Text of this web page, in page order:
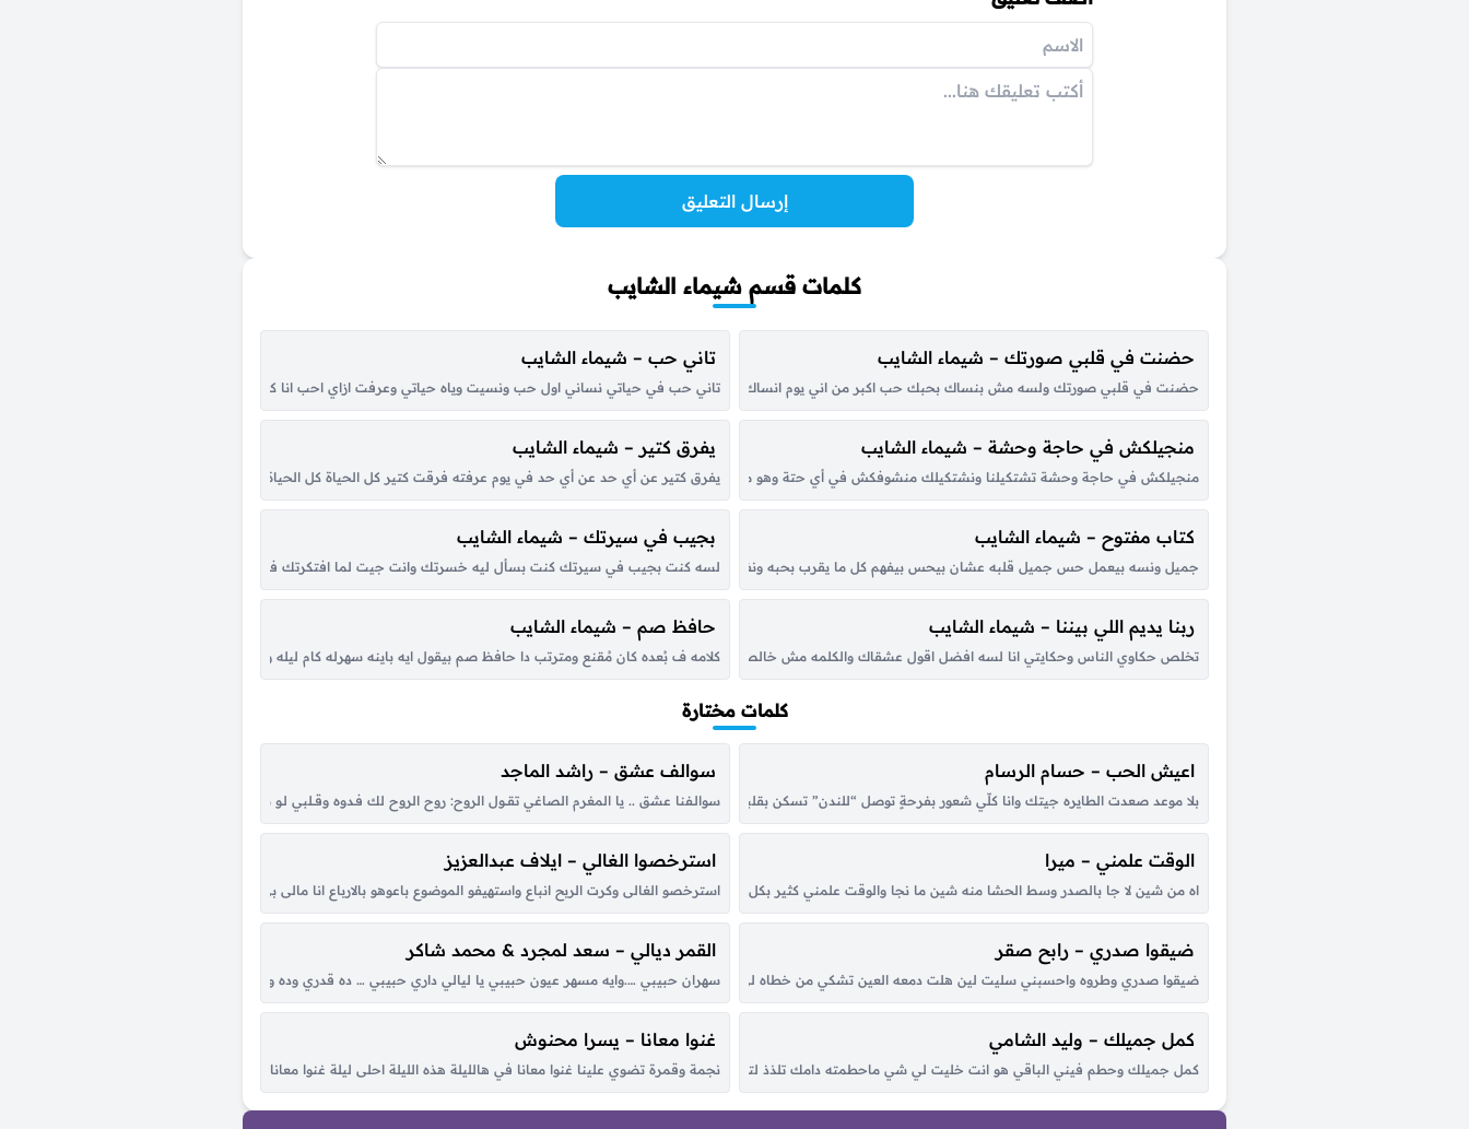
إرسال التعليق
كلمات قسم شيماء الشايب
حضنت في قلبي صورتك – شيماء الشايب
حضنت في قلبي صورتك ولسه مش بنساك بحبك حب اكبر من اني يوم انساك معرفش ليه حسيت كاني روحي بتتسرق مني ريحالك انت مع انك انت مرتاح بعيد عني ومش سايبلي غير دموع عايشه فيا
تاني حب – شيماء الشايب
تاني حب في حياتي نساني اول حب ونسيت وياه حياتي وعرفت ازاي احب انا كنت خلاص قربت انساه وحدوته الحب دي
منجيلكش في حاجة وحشة – شيماء الشايب
منجيلكش في حاجة وحشة تشتكيلنا ونشتكيلك منشوفكش في أي حتة وهو مين أصلاً فاضيلك اللي كان من فترة بينا النهاردة مش باقيلك ده إحنا شيلناك فوق دماغنا لما كله رفض يشيلك وإنت بتحب اللي
يفرق كتير – شيماء الشايب
يفرق كتير عن أي حد عن أي حد في يوم عرفته فرقت كتير كل الحياة كل الحياة من يوم ماقابلته يفرق كتير عن أي حد آه عن
كتاب مفتوح – شيماء الشايب
جميل ونسه بيعمل حس جميل قلبه عشان بيحس بيفهم كل ما يقرب بحبه ونفسي اعشله وبس حنين طبعه متغيرش يموت علشاني ميفكرش بيعرف امتا يتكلم حبيبي حد متكررش كتاب مفتوح مفيش في
بجيب في سيرتك – شيماء الشايب
لسه كنت بجيب في سيرتك كنت بسأل ليه خسرتك وانت جيت لما افتكرتك فينك من زمان يا حبيبي كلام في سرك لسه عايزاك
ربنا يديم اللي بيننا – شيماء الشايب
تخلص حكاوي الناس وحكايتي انا لسه افضل اقول عشقاك والكلمه مش خالصه ولا لاقيه كلمه اجمل من اللي اتقال بعينا روح يا حبيي ربنا يديم اللي بينا علي قلبك حبة حنيه الله ياما احلاها من اول ما دخلت
حافظ صم – شيماء الشايب
كلامه ف بُعده كان مُقنع ومترتب دا حافظ صم بيقول ايه باينه سهرله كام ليله وغاب يحسب عشان ممسكش غلطه عليه لكن على
كلمات مختارة
اعيش الحب – حسام الرسام
بلا موعد صعدت الطايره جيتك وانا كلّي شعور بفرحةٍ توصل “للندن” تسكن بقلبك اناظر في سحاب الكون القى النور متجلّي والمح في خدود الشمس وجهك ساطع وربك اعدّ الوقت بس اوصل واشوفك صدق
سوالف عشق – راشد الماجد
سوالـفنا عشق .. يا المغرم الصاغي تقــول الروح: روح الروح لك فـدوه وقــلبي لـو شكــا مـن حــبك الطاغي تلــوّم في العَــرَب من
الوقت علمني – ميرا
اه من شين لا جا بالصدر وسط الحشا منه شين ما نجا والوقت علمني كثير بكل هونٍ وبسجا أغيد سكن وادي الرشا تعشقه احروف الهجا والحب له جرحٍ خطير هو كل كلي يوم جا وله غرامٍ بي نشا و لا بدى بدر...
استرخصوا الغالي – ايلاف عبدالعزيز
استرخصو الغالى وكرت الربح انباع واستهيفو الموضوع باعوهو بالارباع انا مالى بى الزى ديل ليه ياخ من القله بس كلو من
ضيقوا صدري – رابح صقر
ضيقوا صدري وطروه واحسبني سليت لين هلت دمعه العين تشكي من خطاه لي حبيب كل مابعدت عن عينه حليت وكل ماقربت منه يلقيني قفاه هم نهوني عن غرامه وانا اللي مانتهيت ويش اسوي يوم عيني
القمر ديالي – سعد لمجرد & محمد شاكر
سهران حبيبي ….وايه مسهر عيون حبيبي يا ليالي داري حبيبي … ده قدري وده ونصيبي ابو العيون السود … ورد الخد عليه
كمل جميلك – وليد الشامي
كمل جميلك وحطم فيني الباقي هو انت خليت لي شي ماحطمته دامك تلذذ لتعذيبي ولاحراقي وش يمنعك والقسى منك تعلمته مايزعجك لو تشوف الدمع بحداقي حتى ولو عن طريق الكذب جاملته يعني
غنوا معانا – يسرا محنوش
نجمة وقمرة تضوي علينا غنوا معانا في هالليلة هذه الليلة احلى ليلة غنوا معانا هالليلة احلى ليلة هذه الليلة غنوا معانا في